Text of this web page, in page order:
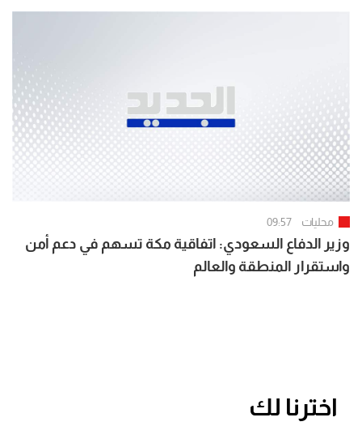
محليات 09:57
وزير الدفاع السعودي: اتفاقية مكة تسهم في دعم أمن
واستقرار المنطقة والعالم
اخترنا لك